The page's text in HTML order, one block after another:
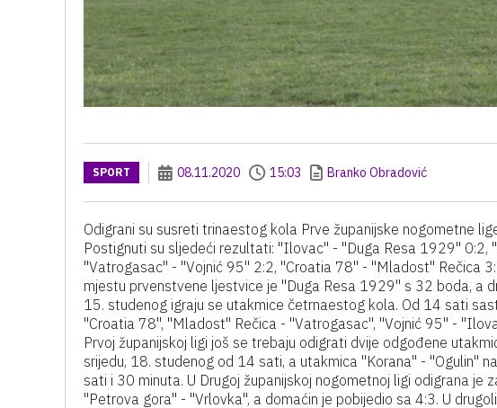
SPORT 08.11.2020 15:03 Branko Obradović
Odigrani su susreti trinaestog kola Prve županijske nogometne
Postignuti su sljedeći rezultati: "Ilovac" - "Duga Resa 1929" 0:2,
"Vatrogasac" - "Vojnić 95" 2:2, "Croatia 78" - "Mladost" Rečica
mjestu prvenstvene ljestvice je "Duga Resa 1929" s 32 boda, a
15. studenog igraju se utakmice četrnaestog kola. Od 14 sati
"Croatia 78", "Mladost" Rečica - "Vatrogasac", "Vojnić 95" -
Prvoj županijskoj ligi još se trebaju odigrati dvije odgođene
srijedu, 18. studenog od 14 sati, a utakmica "Korana" - "Ogulin"
sati i 30 minuta. U Drugoj županijskoj nogometnoj ligi odigrana
"Petrova gora" - "Vrlovka", a domaćin je pobijedio sa 4:3. U